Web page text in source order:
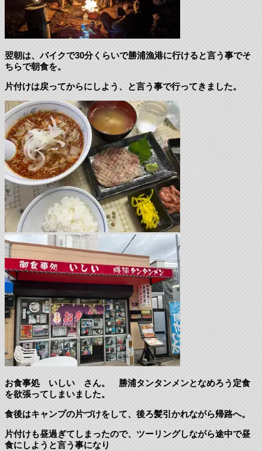
翌朝は、バイクで30分くらいで勝浦漁港に行けると言う事でそ
ちらで朝食を。
片付けは戻ってからにしよう、と言う事で行ってきました。
お食事処 いしい さん。 勝浦タンタンメンとなめろう定食
を欲張ってしまいました。
食後はキャンプの片づけをして、後ろ髪引かれながら帰路へ。
片付けも昼過ぎてしまったので、ツーリングしながら途中で昼
食にしようと言う事になり